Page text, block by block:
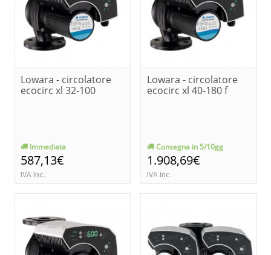
Lowara - circolatore
ecocirc xl 32-100
Immediata
587,13€
IVA Inc.
Lowara - circolatore
ecocirc xl 40-180 f
Consegna in 5/10gg
1.908,69€
IVA Inc.